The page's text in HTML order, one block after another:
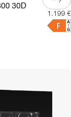
30D
1.199 €